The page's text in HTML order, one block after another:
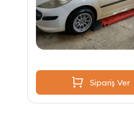
Sipariş Ver